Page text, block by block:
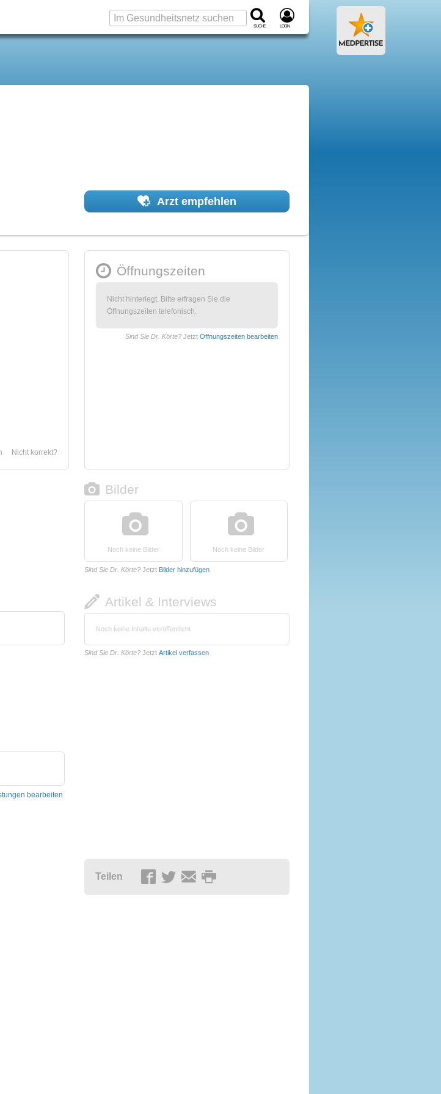
Suche Login
Arzt empfehlen
Nicht korrekt?
Öffnungszeiten
Nicht hinterlegt. Bitte erfragen Sie die
Öffnungszeiten telefonisch.
Sind Sie Dr. Körte? Jetzt Öffnungszeiten bearbeiten
bearbeiten.
Bilder
Noch keine Bilder Noch keine Bilder
Sind Sie Dr. Körte? Jetzt Bilder hinzufügen
Artikel & Interviews
Noch keine Inhalte veröffentlicht
Sind Sie Dr. Körte? Jetzt Artikel verfassen
Teilen